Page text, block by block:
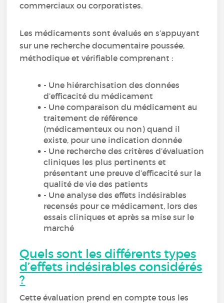
commerciaux ou corporatistes.
Les médicaments sont évalués en s’appuyant
sur une recherche documentaire poussée,
méthodique et vérifiable comprenant :
- Une hiérarchisation des données
d’efficacité du médicament
- Une comparaison du médicament au
traitement de référence
(médicamenteux ou non) quand il
existe, pour une indication donnée
- Une recherche des critères d’évaluation
cliniques les plus pertinents et
présentant une preuve d’efficacité sur la
qualité de vie des patients
- Une analyse des effets indésirables
recensés pour ce médicament, lors des
essais cliniques et après sa mise sur le
marché
Quels sont les différents types
d’effets indésirables considérés
?
Cette évaluation prend en compte tous les